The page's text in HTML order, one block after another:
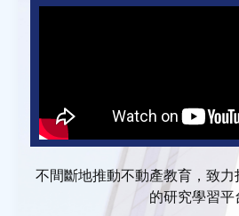
不間斷地推動不動產教育，致
的研究學習平